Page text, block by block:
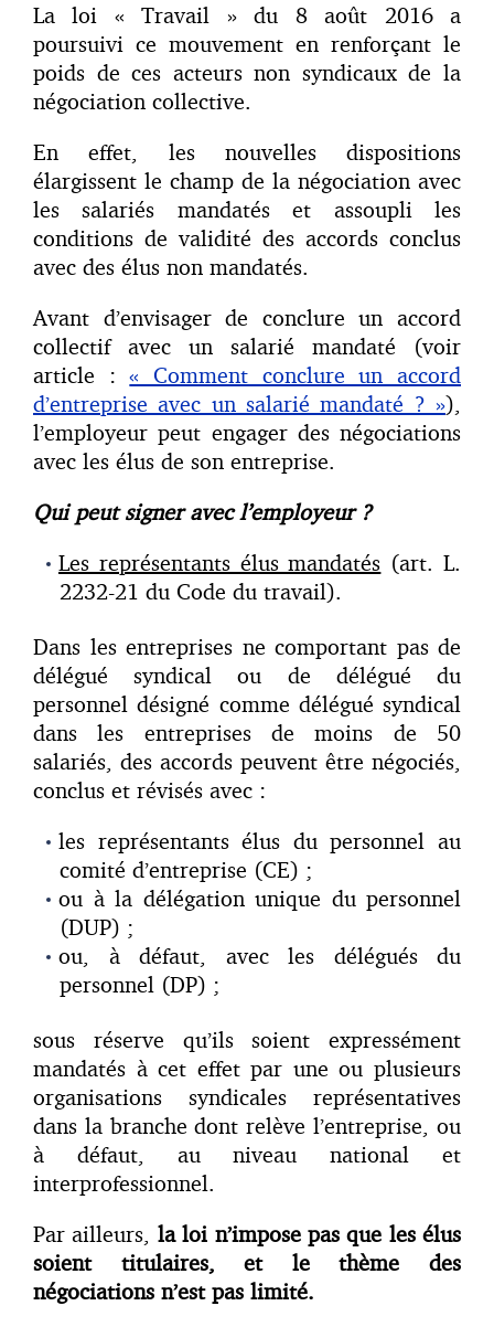
La loi « Travail » du 8 août 2016 a
poursuivi ce mouvement en renforçant le
poids de ces acteurs non syndicaux de la
négociation collective.
En effet, les nouvelles dispositions
élargissent le champ de la négociation avec
les salariés mandatés et assoupli les
conditions de validité des accords conclus
avec des élus non mandatés.
Avant d’envisager de conclure un accord
collectif avec un salarié mandaté (voir
article :« Comment conclure un accord
d’entreprise avec un salarié mandaté ? »),
l’employeur peut engager des négociations
avec les élus de son entreprise.
Qui peut signer avec l’employeur ?
Les représentants élus mandatés (art. L.
2232-21 du Code du travail).
Dans les entreprises ne comportant pas de
délégué syndical ou de délégué du
personnel désigné comme délégué syndical
dans les entreprises de moins de 50
salariés, des accords peuvent être négociés,
conclus et révisés avec :
les représentants élus du personnel au
comité d’entreprise (CE) ;
ou à la délégation unique du personnel
(DUP) ;
ou, à défaut, avec les délégués du
personnel (DP) ;
sous réserve qu’ils soient expressément
mandatés à cet effet par une ou plusieurs
organisations syndicales représentatives
dans la branche dont relève l’entreprise, ou
à défaut, au niveau national et
interprofessionnel.
Par ailleurs, la loi n’impose pas que les élus
soient titulaires, et le thème des
négociations n’est pas limité.